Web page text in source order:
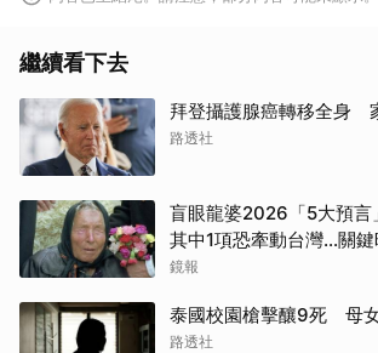
繼續看下去
拜登攝護腺癌轉移全身
路透社
盲眼龍婆2026「5大預
其中1項恐牽動台灣...關
鏡報
泰國校園槍擊釀9死 母
路透社